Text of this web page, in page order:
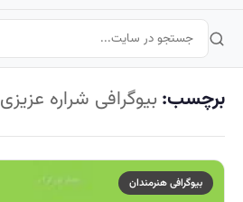
برچسب: بیوگرافی شراره عزیزی
بیوگرافی هنرمندان